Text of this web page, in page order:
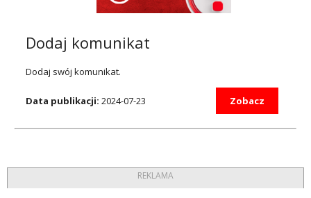
Dodaj komunikat
Dodaj swój komunikat.
Data publikacji: 2024-07-23 Zobacz
REKLAMA